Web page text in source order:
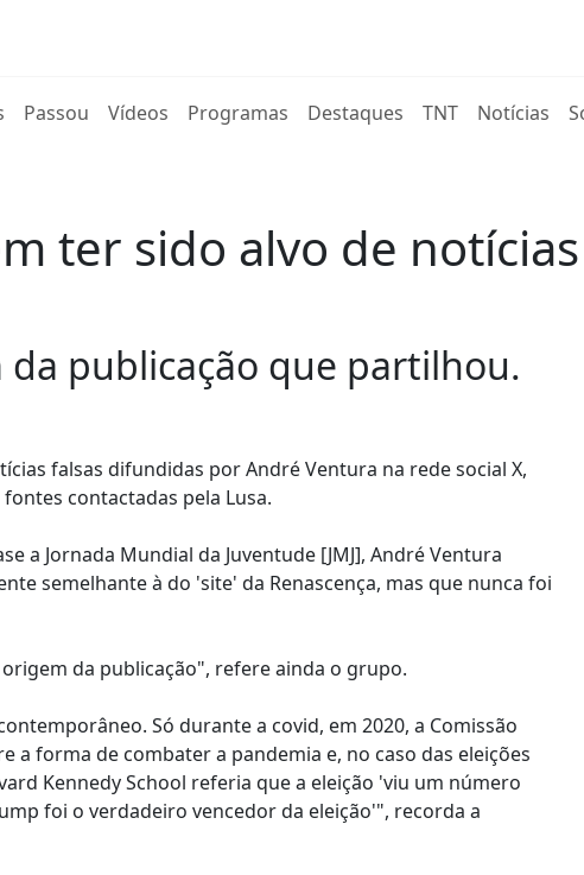
Passou Vídeos Programas Destaques TNT Notícias
ter sido alvo de
publicação que partilhou.
falsas difundidas por André Ventura na rede social X,
contactadas pela Lusa.
a Jornada Mundial da Juventude [JMJ], André Ventura
semelhante à do 'site' da Renascença, mas que nunca foi
da publicação", refere ainda o grupo.
Só durante a covid, em 2020, a Comissão
a forma de combater a pandemia e, no caso das eleições
Kennedy School referia que a eleição 'viu um número
foi o verdadeiro vencedor da eleição'", recorda a